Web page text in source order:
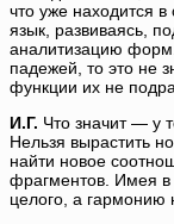
что уже находится в
язык, развиваясь,
аналитизацию
падежей, то это не
функции их не
И.Г. Что значит — у
Нельзя вырастить
найти новое
фрагментов. Имея в
целого, а гармонию